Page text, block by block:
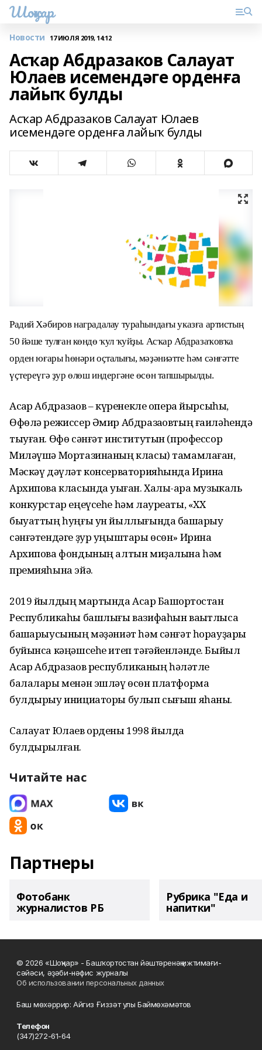
Шоңҡар
Новости 17 ИЮЛЯ 2019, 14:12
Асҡар Абдразаков Салауат
Юлаев исемендәге орденға
лайыҡ булды
Асҡар Абдразаков Салауат Юлаев
исемендәге орденға лайыҡ булды
Радий Хәбиров наградалау тураһындағы указға артистың
50 йәше тулған көндө ҡул ҡуйҙы. Асҡар Абдразаҡовҡа
орден юғары һөнәри оҫталығы, мәҙәниәтте һәм сәнғәтте
үҫтереүгә ҙур өлөш индергәне өсөн тапшырылды.
Асҡар Абдразаҡов – күренекле опера йырсыһы,
Өфөлә режиссер Әмир Абдразаҡовтың ғаиләһендә
тыуған. Өфө сәнғәт институтын (профессор
Миләүшә Мортазинаның класы) тамамлаған,
Мәскәү дәүләт консерваторияһында Ирина
Архипова класында уҡыған. Халыҡ-ара музыкаль
конкурстар еңеүсеһе һәм лауреаты, «XX
быуаттың һуңғы ун йыллығында башҡарыу
сәнғәтендәге ҙур уңыштары өсөн» Ирина
Архипова фондының алтын миҙалына һәм
премияһына эйә.
2019 йылдың мартында Асҡар Башҡортостан
Республикаһы башлығы вазифаһын ваҡытлыса
башҡарыусының мәҙәниәт һәм сәнғәт һорауҙары
буйынса кәңәшсеһе итеп тәғәйенләнде. Быйыл
Асҡар Абдразаҡов республиканың һәләтле
балалары менән эшләү өсөн платформа
булдырыу инициаторы булып сығыш яһаны.
Салауат Юлаев ордены 1998 йылда
булдырылған.
Читайте нас
Партнеры
Фотобанк
журналистов РБ
Рубрика "Еда и
напитки"
© 2026 «Шоңҡар» - Башҡортостан йәштәренәң ижтимағи-
сәйәси, әҙәби-нәфис журналы
Об использовании персональных данных
Баш мөхәррир: Айгиз Ғиззәт улы Баймөхәмәтов
Телефон
(347)272-61-64